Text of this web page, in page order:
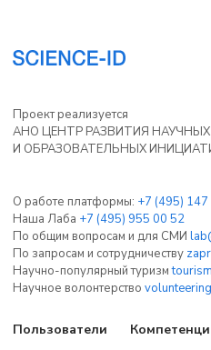
Проект реализуется
АНО ЦЕНТР РАЗВИТИЯ НАУЧНЫХ
И ОБРАЗОВАТЕЛЬНЫХ
Пользователи
О работе платформы: +7 (495)
Наша Лаба +7 (495) 955 00 52
По общим вопросам и для СМИ
По запросам и сотрудничеству
Научно-популярный туризм
Научное волонтерство